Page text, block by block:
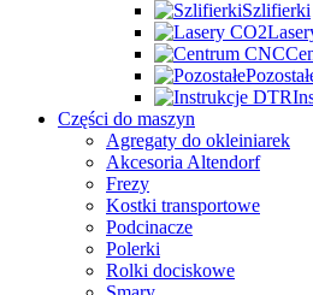
Szlifierki
Części do maszyn
Agregaty do okleiniarek
Akcesoria Altendorf
Frezy
Kostki transportowe
Podcinacze
Polerki
Rolki dociskowe